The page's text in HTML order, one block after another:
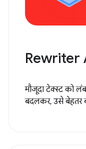
Rewriter
मौजूदा टेक्स्ट को
बदलकर, उसे बेहतर